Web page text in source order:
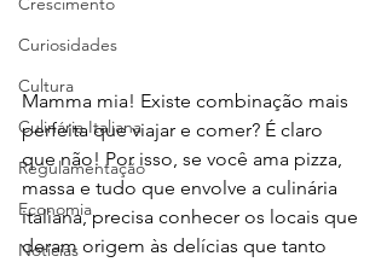
Curiosidades
Cultura
Culinária Italiana
Regulamentação
Economia
Notícias
Mamma mia! Existe combinação mais
perfeita que viajar e comer? É claro
que não! Por isso, se você ama pizza,
massa e tudo que envolve a culinária
italiana, precisa conhecer os locais que
deram origem às delícias que tanto